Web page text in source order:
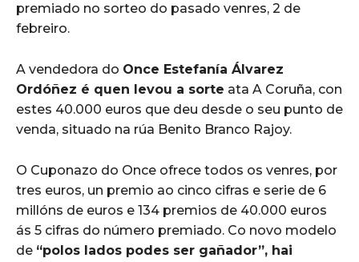
premiado no sorteo do pasado venres, 2 de
febreiro.
A vendedora do Once Estefanía Álvarez
Ordóñez é quen levou a sorte ata A Coruña, con
estes 40.000 euros que deu desde o seu punto de
venda, situado na rúa Benito Branco Rajoy.
O Cuponazo do Once ofrece todos os venres, por
tres euros, un premio ao cinco cifras e serie de 6
millóns de euros e 134 premios de 40.000 euros
ás 5 cifras do número premiado. Co novo modelo
de “polos lados podes ser gañador”, hai